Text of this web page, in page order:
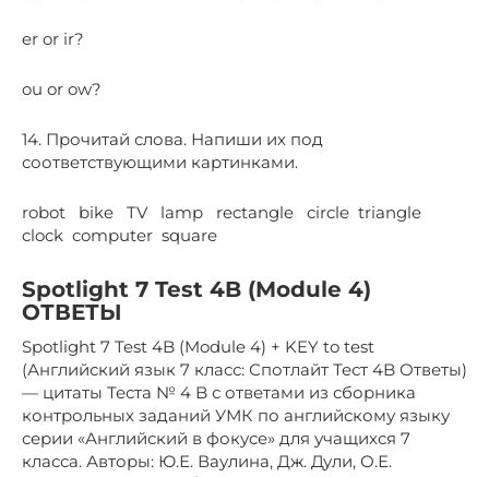
er or ir?
ou or ow?
14. Прочитай слова. Напиши их под
соответствующими картинками.
robot bike TV lamp rectangle circle triangle
clock computer square
Spotlight 7 Test 4B (Module 4)
ОТВЕТЫ
Spotlight 7 Test 4B (Module 4) + KEY to test
(Английский язык 7 класс: Спотлайт Тест 4B Ответы)
— цитаты Теста № 4 B с ответами из сборника
контрольных заданий УМК по английскому языку
серии «Английский в фокусе» для учащихся 7
класса. Авторы: Ю.Е. Ваулина, Дж. Дули, О.Е.